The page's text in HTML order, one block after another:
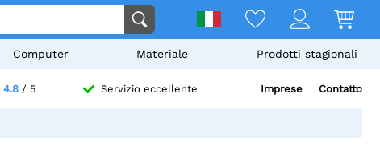
Computer Materiale Prodotti stagionali
4.8/ 5 Servizio eccellente Imprese Contatto